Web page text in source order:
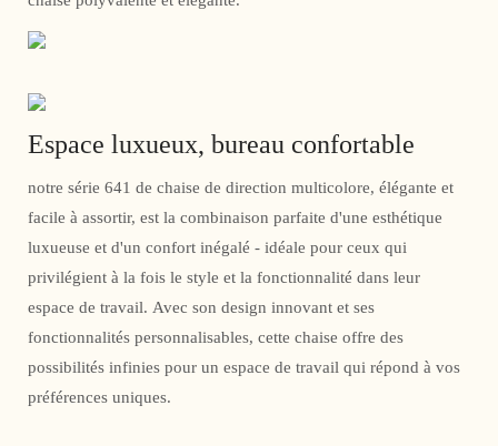
Espace luxueux, bureau confortable
notre série 641 de chaise de direction multicolore, élégante et
facile à assortir, est la combinaison parfaite d'une esthétique
luxueuse et d'un confort inégalé - idéale pour ceux qui
privilégient à la fois le style et la fonctionnalité dans leur
espace de travail. Avec son design innovant et ses
fonctionnalités personnalisables, cette chaise offre des
possibilités infinies pour un espace de travail qui répond à vos
préférences uniques.